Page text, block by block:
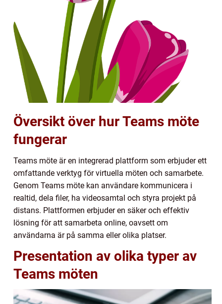
Översikt över hur Teams möte
fungerar
Teams möte är en integrerad plattform som erbjuder ett
omfattande verktyg för virtuella möten och samarbete.
Genom Teams möte kan användare kommunicera i
realtid, dela filer, ha videosamtal och styra projekt på
distans. Plattformen erbjuder en säker och effektiv
lösning för att samarbeta online, oavsett om
användarna är på samma eller olika platser.
Presentation av olika typer av
Teams möten